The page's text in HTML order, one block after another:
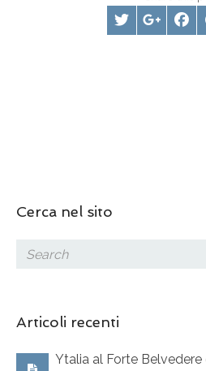
Cerca nel sito
Articoli recenti
Ytalia al Forte Belvedere